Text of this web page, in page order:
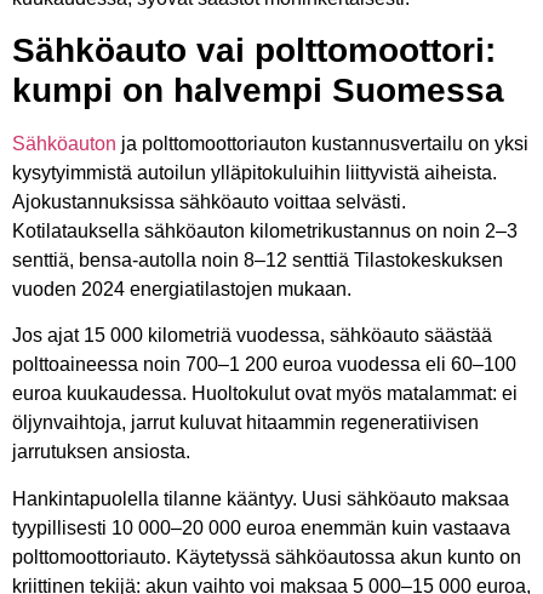
Sähköauto vai polttomoottori:
kumpi on halvempi Suomessa
Sähköauton ja polttomoottoriauton kustannusvertailu on yksi
kysytyimmistä autoilun ylläpitokuluihin liittyvistä aiheista.
Ajokustannuksissa sähköauto voittaa selvästi.
Kotilatauksella sähköauton kilometrikustannus on noin 2–3
senttiä, bensa-autolla noin 8–12 senttiä Tilastokeskuksen
vuoden 2024 energiatilastojen mukaan.
Jos ajat 15 000 kilometriä vuodessa, sähköauto säästää
polttoaineessa noin 700–1 200 euroa vuodessa eli 60–100
euroa kuukaudessa. Huoltokulut ovat myös matalammat: ei
öljynvaihtoja, jarrut kuluvat hitaammin regeneratiivisen
jarrutuksen ansiosta.
Hankintapuolella tilanne kääntyy. Uusi sähköauto maksaa
tyypillisesti 10 000–20 000 euroa enemmän kuin vastaava
polttomoottoriauto. Käytetyssä sähköautossa akun kunto on
kriittinen tekijä: akun vaihto voi maksaa 5 000–15 000 euroa,